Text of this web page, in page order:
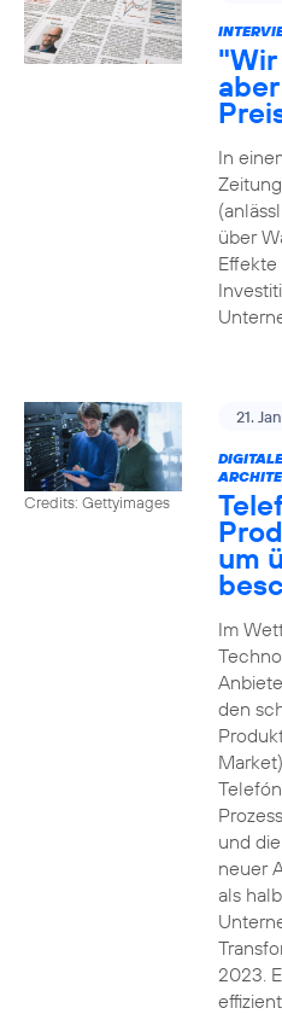
In
über
Effekte
Credits: Gettyimages
21.
um
Im
den
und
neuer
als
2023.